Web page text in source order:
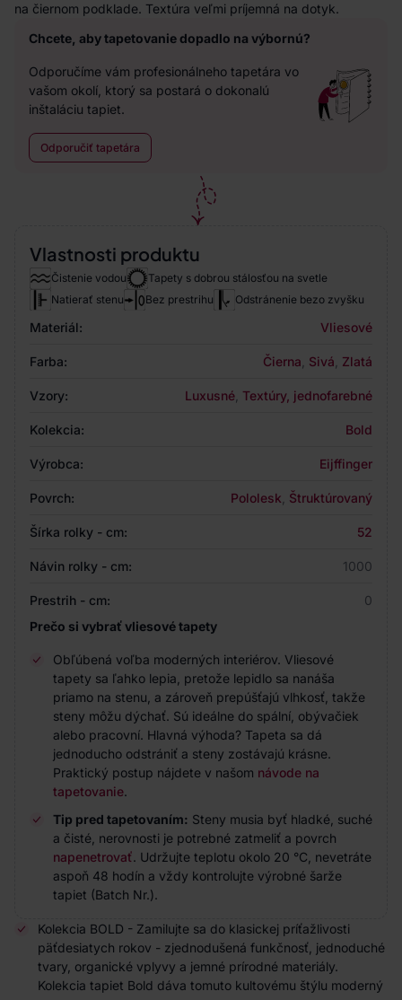
na čiernom podklade. Textúra veľmi príjemná na dotyk.
Chcete, aby tapetovanie dopadlo na výbornú?
Odporučíme vám profesionálneho tapetára vo
vašom okolí, ktorý sa postará o dokonalú
inštaláciu tapiet.
Odporučiť tapetára
Vlastnosti produktu
Čistenie vodou
Tapety s dobrou stálosťou na svetle
Natierať stenu
Bez prestrihu Odstránenie bezo zvyšku
Materiál: Vliesové
Farba: Čierna Sivá Zlatá
Vzory: Luxusné Textúry, jednofarebné
Kolekcia: Bold
Výrobca: Eijffinger
Povrch: Pololesk Štruktúrovaný
Šírka rolky - cm: 52
Návin rolky - cm: 1000
Prestrih - cm:
0
Prečo si vybrať vliesové tapety
Obľúbená voľba moderných interiérov. Vliesové
tapety sa ľahko lepia, pretože lepidlo sa nanáša
priamo na stenu, a zároveň prepúšťajú vlhkosť, takže
steny môžu dýchať. Sú ideálne do spální, obývačiek
alebo pracovní. Hlavná výhoda? Tapeta sa dá
jednoducho odstrániť a steny zostávajú krásne.
Praktický postup nájdete v našom návode na
tapetovanie.
Tip pred tapetovaním: Steny musia byť hladké, suché
a čisté, nerovnosti je potrebné zatmeliť a povrch
napenetrovať. Udržujte teplotu okolo 20 °C, nevetráte
aspoň 48 hodín a vždy kontrolujte výrobné šarže
tapiet (Batch Nr.).
Kolekcia BOLD - Zamilujte sa do klasickej príťažlivosti
päťdesiatych rokov - zjednodušená funkčnosť, jednoduché
tvary, organické vplyvy a jemné prírodné materiály.
Kolekcia tapiet Bold dáva tomuto kultovému štýlu moderný